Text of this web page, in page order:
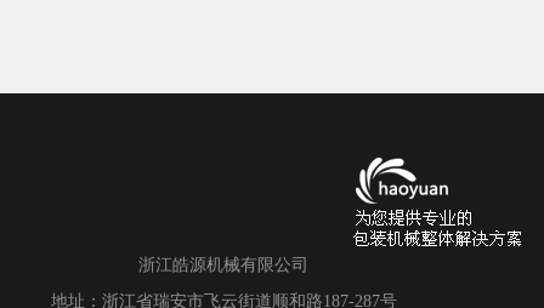
浙江皓源机械有限公司
地址：浙江省瑞安市飞云街道顺和路187-287号